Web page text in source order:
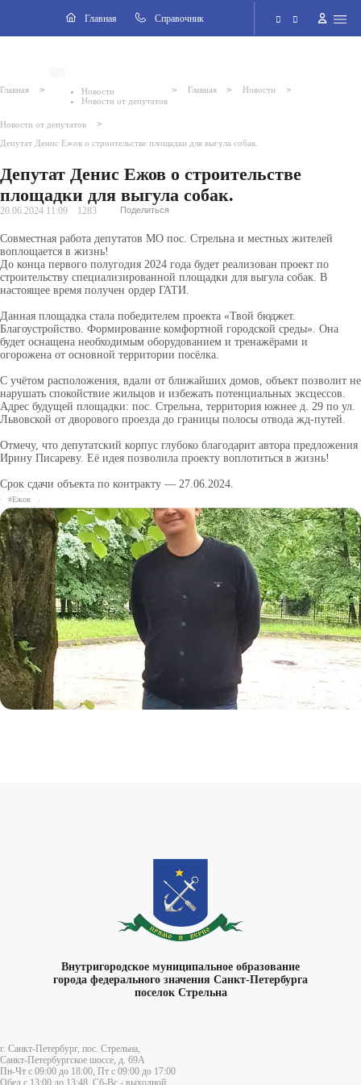
Главная Cправочник
Версия для слабовидящих
Поиск по сайту
Главная >
Новости
Новости от депутатов
> Главная > Новости >
Новости от депутатов >
Депутат Денис Ежов о строительстве площадки для выгула собак.
Депутат Денис Ежов о строительстве
площадки для выгула собак.
20.06.2024 11:09 1283 Поделиться
Совместная работа депутатов МО пос. Стрельна и местных жителей
воплощается в жизнь!
До конца первого полугодия 2024 года будет реализован проект по
строительству специализированной площадки для выгула собак. В
настоящее время получен ордер ГАТИ.
Данная площадка стала победителем проекта «Твой бюджет.
Благоустройство. Формирование комфортной городской среды». Она
будет оснащена необходимым оборудованием и тренажёрами и
огорожена от основной территории посёлка.
С учётом расположения, вдали от ближайших домов, объект позволит не
нарушать спокойствие жильцов и избежать потенциальных эксцессов.
Адрес будущей площадки: пос. Стрельна, территория южнее д. 29 по ул.
Львовской от дворового проезда до границы полосы отвода жд-путей.
Отмечу, что депутатский корпус глубоко благодарит автора предложения
Ирину Писареву. Её идея позволила проекту воплотиться в жизнь!
Срок сдачи объекта по контракту — 27.06.2024.
#Ежов
Внутригородское муниципальное образование
города федерального значения Санкт-Петербурга
поселок Стрельна
г. Санкт-Петербург, пос. Стрельна,
Санкт-Петербургское шоссе, д. 69А
Пн-Чт с 09:00 до 18:00, Пт с 09:00 до 17:00
Обед с 13:00 до 13:48, Сб-Вс - выходной